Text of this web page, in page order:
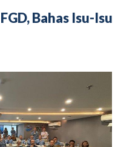
Bahas Isu-Isu